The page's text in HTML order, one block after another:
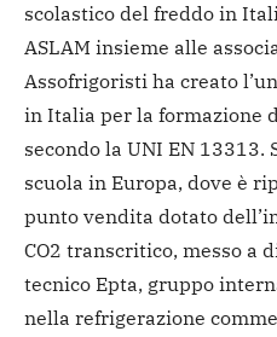
scolastico del freddo in
ASLAM insieme alle
Assofrigoristi ha creato
in Italia per la formazione
secondo la UNI EN
scuola in Europa, dove è
punto vendita dotato
CO2 transcritico, messo a
tecnico Epta, gruppo
nella refrigerazione